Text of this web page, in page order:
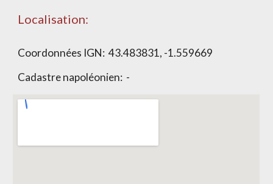
Localisation:
Coordonnées IGN:43.483831, -1.559669
Cadastre napoléonien: -